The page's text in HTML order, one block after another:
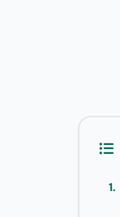
1.